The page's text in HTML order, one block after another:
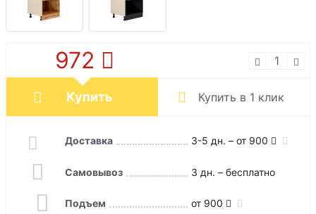
972
Купить Купить в 1 клик
Доставка 3-5 дн. – от 900
Самовывоз 3 дн. – бесплатно
Подъем от 900